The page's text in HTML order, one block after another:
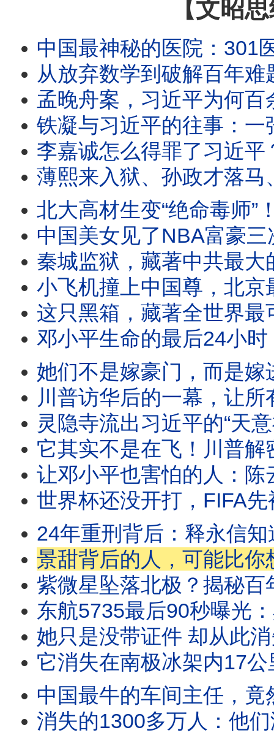
【文昭
中国最神秘的医院：301医院的南楼里，
从放弃数学到破解百年难题：王
孟晚舟案，习近平为何百余次批示
铁凝与习近平的往事：一张照片遭全网删
李嘉诚怎么得罪了习近平？从福
薄熙来入狱、孙政才落马、陈敏尔接班
北大高材生变“绝命毒师”！美国追查
中国美女见了NBA富豪三次，竟敢勒索
秦城监狱，藏著中共最
小飞机撞上中国尊，北京最严禁飞区竟被突
这只黑箱，藏著全世界
邓小平生命的最后24小时：揭开
她们不是嫁豪门，而是嫁进深渊！赵薇
川普访华后的一幕，让所有
灵隐寺流出习近平的“天意神谕”：从龙脉、
它其实不是在飞！川普解密UFO影
让邓小平也害怕的人：陈云如何
世界杯还没开打，FIFA先被查了！
24年重刑背后：释永信知道的，或
景甜背后的人，可能比你想像得更可怕，中国最神秘
紫微星坠落北极？揭秘百年国
东航5735最后90秒曝光：黑匣子外，
她只是没带证件 却从此
它消失在南极冰架内17公里，最后一刻
中国最牛的车间主任，竟然把中央政治局委员
消失的1300多万人：他们没有死于